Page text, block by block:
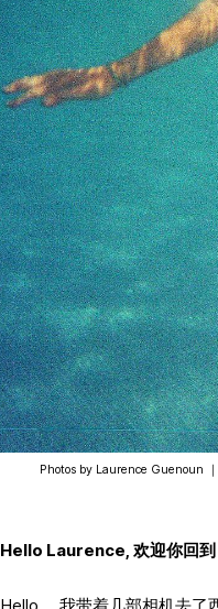
Photos by Laurence Guenoun
Hello Laurence, 欢迎你回